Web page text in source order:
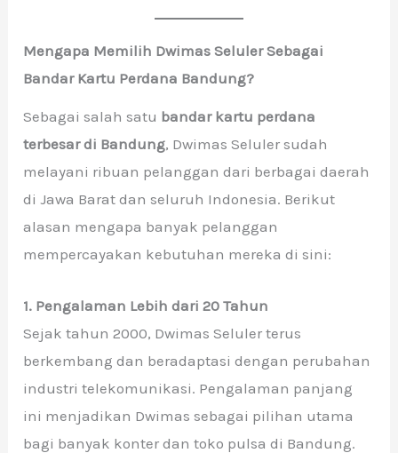
Mengapa Memilih Dwimas Seluler Sebagai
Bandar Kartu Perdana Bandung?
Sebagai salah satu bandar kartu perdana
terbesar di Bandung, Dwimas Seluler sudah
melayani ribuan pelanggan dari berbagai daerah
di Jawa Barat dan seluruh Indonesia. Berikut
alasan mengapa banyak pelanggan
mempercayakan kebutuhan mereka di sini:
1. Pengalaman Lebih dari 20 Tahun
Sejak tahun 2000, Dwimas Seluler terus
berkembang dan beradaptasi dengan perubahan
industri telekomunikasi. Pengalaman panjang
ini menjadikan Dwimas sebagai pilihan utama
bagi banyak konter dan toko pulsa di Bandung.